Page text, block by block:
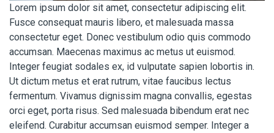
Lorem ipsum dolor sit amet, consectetur adipiscing elit.
Fusce consequat mauris libero, et malesuada massa
consectetur eget. Donec vestibulum odio quis commodo
accumsan. Maecenas maximus ac metus ut euismod.
Integer feugiat sodales ex, id vulputate sapien lobortis in.
Ut dictum metus et erat rutrum, vitae faucibus lectus
fermentum. Vivamus dignissim magna convallis, egestas
orci eget, porta risus. Sed malesuada bibendum erat nec
eleifend. Curabitur accumsan euismod semper. Integer a